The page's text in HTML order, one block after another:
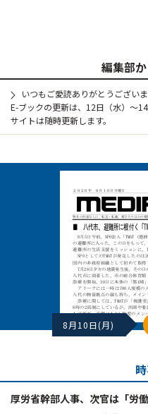
編集部
いつもご愛読ありがとうございま
E-ブックの更新は、12日（水）～
サイトは随時更新します。
8月10日(月)
厚労省幹部人事、次官は「労